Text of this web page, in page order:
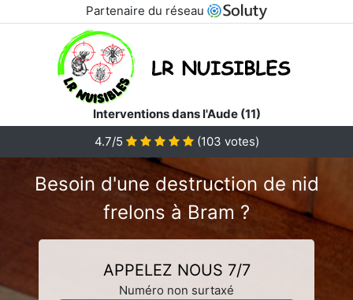
Partenaire du réseau
Interventions dans l'Aude (11)
4.7/5 (103 votes)
Besoin d'une destruction de nid
frelons à Bram ?
APPELEZ NOUS 7/7
Numéro non surtaxé